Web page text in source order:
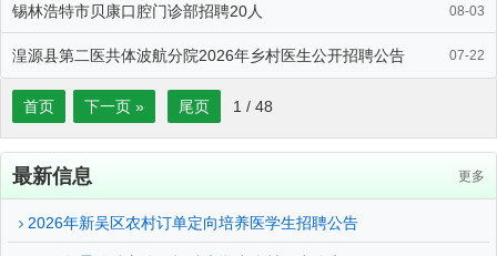
锡林浩特市贝康口腔门诊部招聘20人 08-03
湟源县第二医共体波航分院2026年乡村医生公开招聘公告 07-22
首页 下一页 » 尾页 1 / 48
更多
最新信息
2026年新吴区农村订单定向培养医学生招聘公告